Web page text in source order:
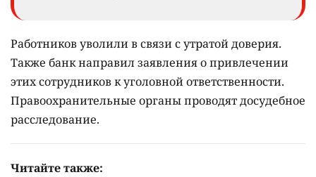
Работников уволили в связи с утратой доверия.
Также банк направил заявления о привлечении
этих сотрудников к уголовной ответственности.
Правоохранительные органы проводят досудебное
расследование.
Читайте также: